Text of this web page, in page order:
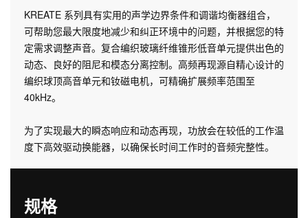
KREATE 系列具有实用的声学边界条件和调谐均衡器组合，
可帮助您最大限度地减少和纠正环境中的问题，并根据您的特
定需求调整声音。复合编织玻璃纤维锥形低音单元提供出色的
动态、良好的阻尼和模态分离控制。高频再现源自精心设计的
编织球顶高音单元和钕磁电机，可精确扩展频率范围至
40kHz。
为了实现最大的瞬态响应和动态再现，功放会在较低的工作温
度下高效驱动换能器，以确保长时间工作时的音频完整性。
规格